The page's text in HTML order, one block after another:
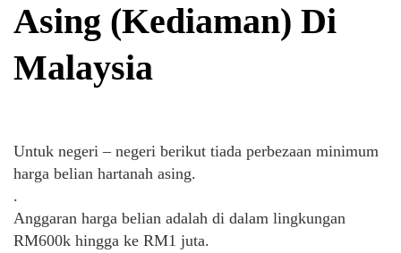
Asing (Kediaman) Di
Malaysia
Untuk negeri – negeri berikut tiada perbezaan minimum
harga belian hartanah asing.
.
Anggaran harga belian adalah di dalam lingkungan
RM600k hingga ke RM1 juta.